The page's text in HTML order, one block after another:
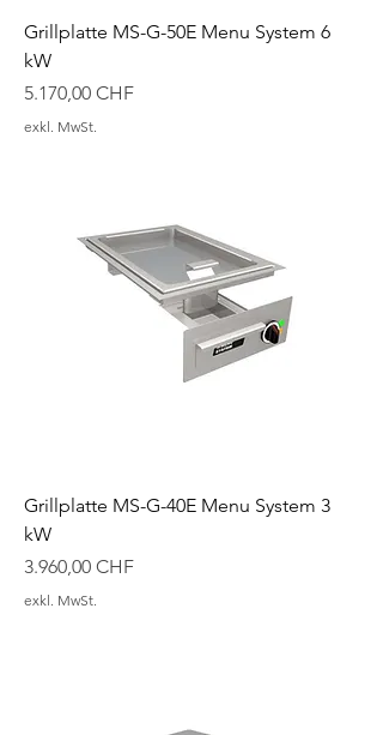
Grillplatte MS-G-50E Menu System 6
kW
Preis
5.170,00 CHF
exkl. MwSt.
Grillplatte MS-G-40E Menu System 3
kW
Preis
3.960,00 CHF
exkl. MwSt.